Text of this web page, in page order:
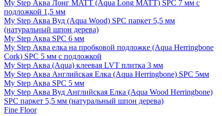
My Step Аква Лонг MATT (Aqua Long MATT) SPC 7 мм с
подложкой 1,5 мм
My Step Аква Вуд (Aqua Wood) SPC паркет 5,5 мм
(натуральный шпон дерева)
My Step Аква SPC 6 мм
My Step Аква елка на пробковой подложке (Aqua Herringbone
Cork) SPC 5 мм с подложкой
My Step Аква (Aqua) клеевая LVT плитка 3 мм
My Step Аква Английская Елка (Aqua Herringbone) SPC 5мм
My Step Аква SPC 5 мм
My Step Аква Вуд Английская Елка (Aqua Wood Herringbone)
SPC паркет 5,5 мм (натуральный шпон дерева)
Fine Floor